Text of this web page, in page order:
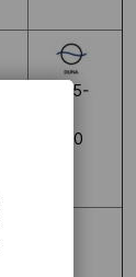
13.25-
16.00